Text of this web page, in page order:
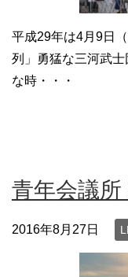
平成29年は4月9日
列」勇猛な三河武
な時・・・
青年会議
2016年8月27日